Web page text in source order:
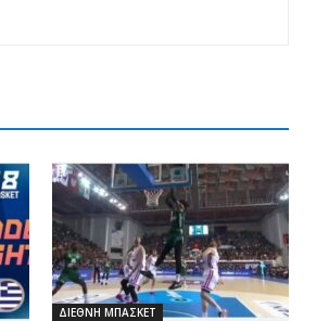
ΔΙΕΘΝΗ ΜΠΑΣΚΕΤ